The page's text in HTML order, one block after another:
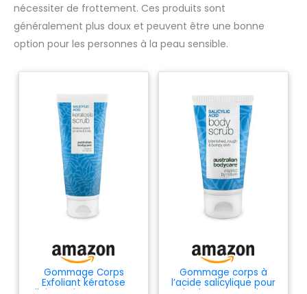
nécessiter de frottement. Ces produits sont
généralement plus doux et peuvent être une bonne
option pour les personnes à la peau sensible.
Gommage Corps
Exfoliant kératose
Gommage corps à
l’acide salicylique pour